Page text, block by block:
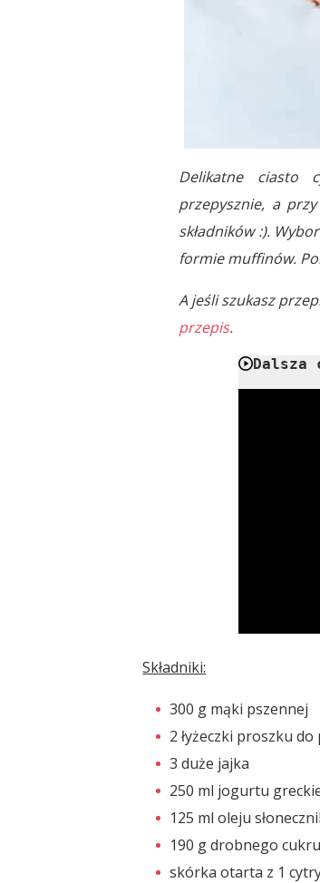
Delikatne ciasto
przepysznie, a
składników :).
formie muffinów.
A jeśli szukasz
przepis.
Dalsza
Składniki:
300 g mąki pszennej
2 łyżeczki proszku do
3 duże jajka
250 ml jogurtu
125 ml oleju
190 g drobnego
skórka otarta z 1